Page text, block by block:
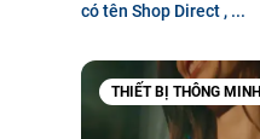
có tên Shop Direct , ...
THIẾT BỊ THÔNG MINH